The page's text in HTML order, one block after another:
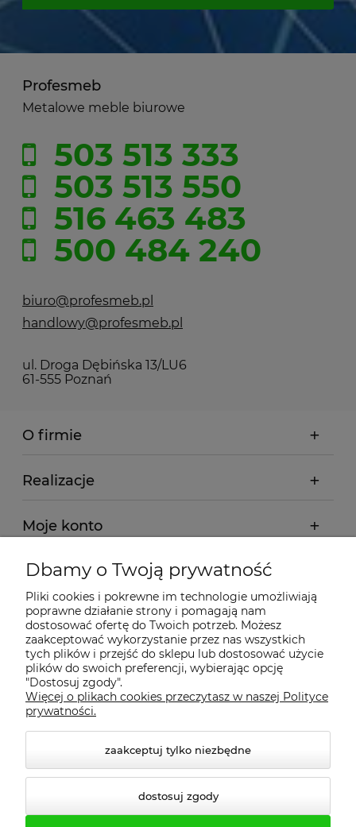
Profesmeb
Metalowe meble biurowe
503 513 333
503 513 550
516 463 483
500 484 240
biuro@profesmeb.pl
handlowy@profesmeb.pl
ul. Droga Dębińska 13/LU6
61-555 Poznań
O firmie
Realizacje
Moje konto
Regulamin
Dostawa - realizacja
Gwarancja i zwroty
Pomoc
Dbamy o Twoją prywatność
Pliki cookies i pokrewne im technologie umożliwiają
poprawne działanie strony i pomagają nam
dostosować ofertę do Twoich potrzeb. Możesz
zaakceptować wykorzystanie przez nas wszystkich
tych plików i przejść do sklepu lub dostosować użycie
plików do swoich preferencji, wybierając opcję
"Dostosuj zgody".
Więcej o plikach cookies przeczytasz w naszej Polityce
prywatności.
zaakceptuj tylko niezbędne
dostosuj zgody